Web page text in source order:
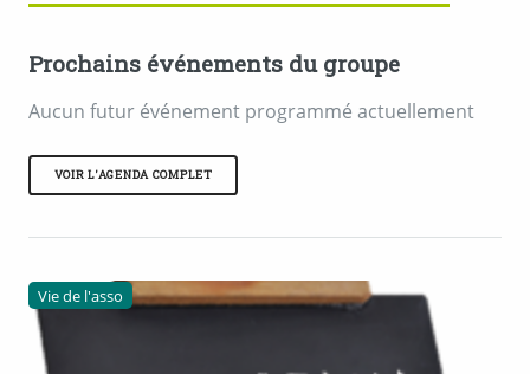
Prochains événements du groupe
Aucun futur événement programmé actuellement
VOIR L'AGENDA COMPLET
Vie de l'asso